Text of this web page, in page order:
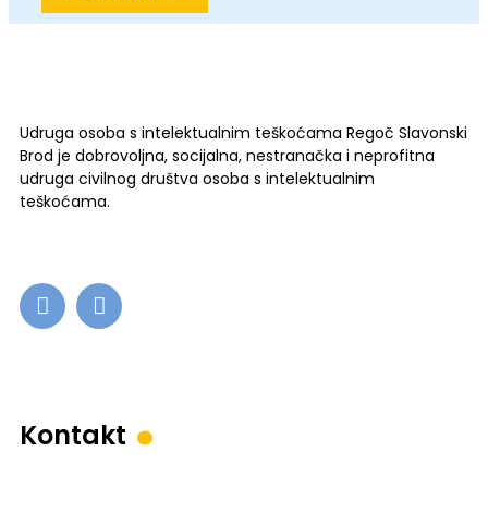
Udruga osoba s intelektualnim teškoćama Regoč Slavonski
Brod je dobrovoljna, socijalna, nestranačka i neprofitna
udruga civilnog društva osoba s intelektualnim
teškoćama.
Kontakt .